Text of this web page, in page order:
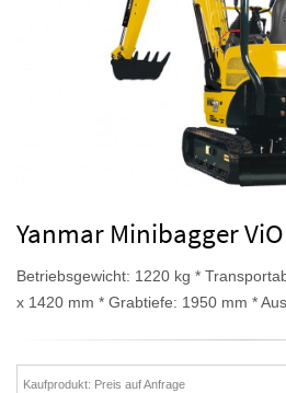
Yanmar Minibagger
Betriebsgewicht: 1220 kg *
x 1420 mm * Grabtiefe: 1950 mm *
Kaufprodukt: Preis auf Anfrage